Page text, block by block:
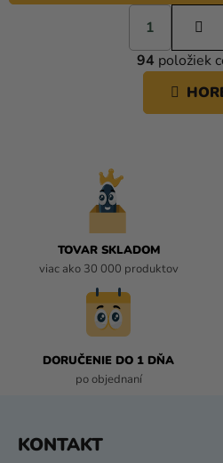
O
V
L
Á
S
t
r
á
k
o
1
94 položiek
TOVAR SKLADOM
viac ako 30 000 produktov
DORUČENIE DO 1 DŇA
po objednaní
KONTAKT